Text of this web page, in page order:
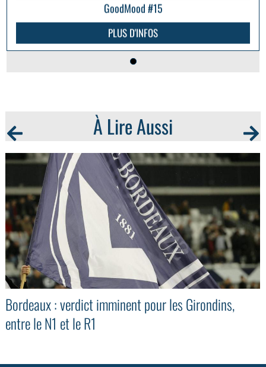
GoodMood #15
PLUS D'INFOS
À Lire Aussi
Bordeaux : verdict imminent pour les Girondins,
entre le N1 et le R1